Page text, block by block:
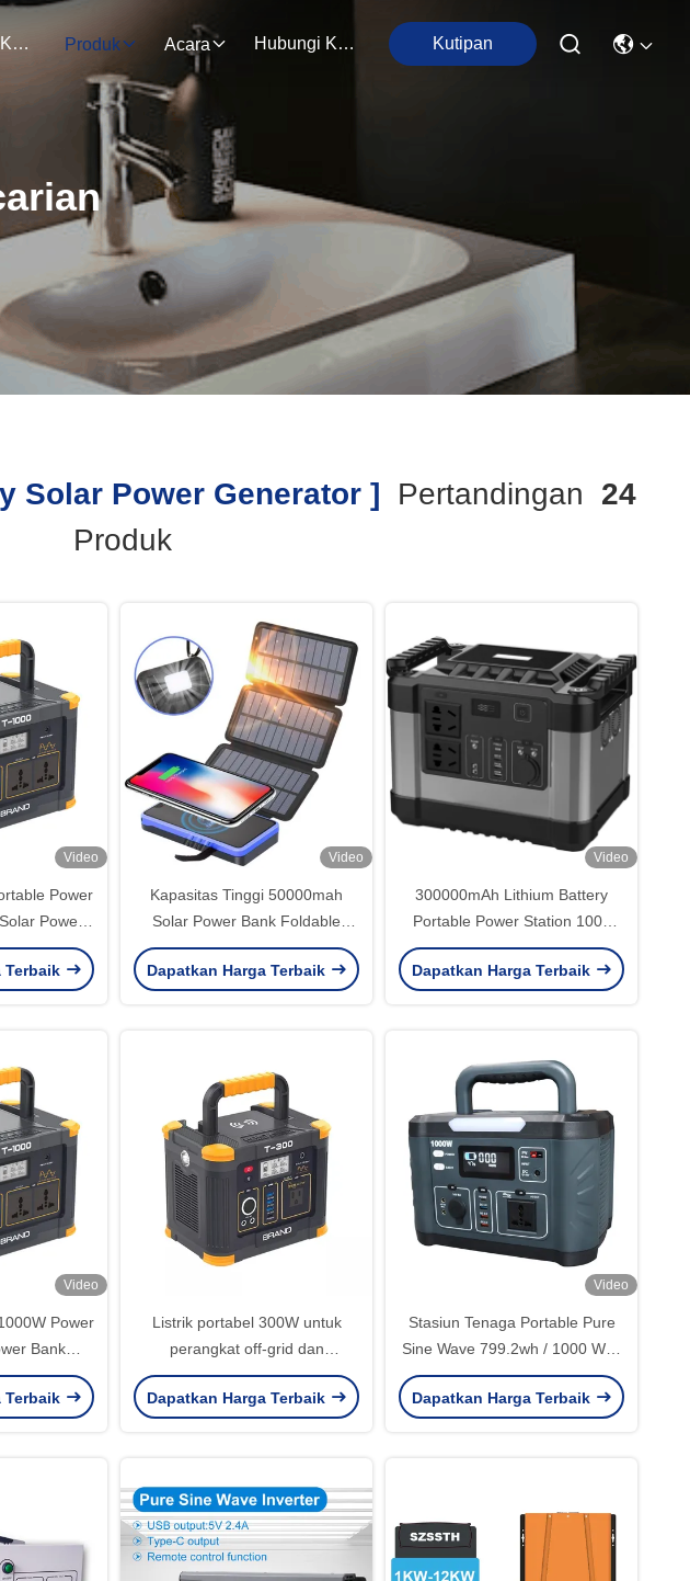
Tentang Kami Produk Acara Hubungi Kami Kutipan
Solar Power Generator ] Pertandingan 24
Produk
Video
Power
Power
cepat
Terbaik
Video
Kapasitas Tinggi 50000mah
Solar Power Bank Foldable
Solar Power Bank Dengan
Lampu LED
Dapatkan Harga Terbaik
Video
300000mAh Lithium Battery
Portable Power Station 1000
Watt Solar Generator AC220v
110v
Dapatkan Harga Terbaik
Video
Power
Bank
PD
Terbaik
Listrik portabel 300W untuk
perangkat off-grid dan
perjalanan jalan
Dapatkan Harga Terbaik
Video
Stasiun Tenaga Portable Pure
Sine Wave 799.2wh / 1000 Watt
Solar Generator OEM
Dapatkan Harga Terbaik